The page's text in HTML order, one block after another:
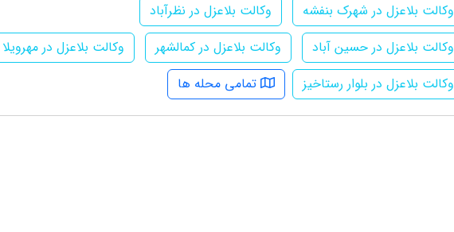
وکالت بلاعزل در شهرک بنفشه
وکالت بلاعزل در نظرآباد
وکالت بلاعزل در حسین آباد
وکالت بلاعزل در کمالشهر
وکالت بلاعزل در مهرویلا
وکالت بلاعزل در بلوار رستاخیز
تمامی محله ها